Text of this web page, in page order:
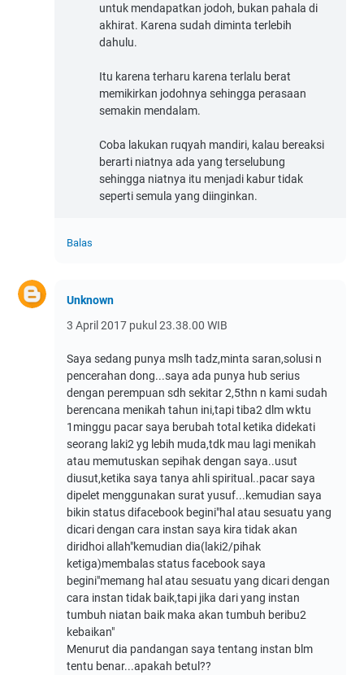
untuk mendapatkan jodoh, bukan pahala di
akhirat. Karena sudah diminta terlebih
dahulu.
Itu karena terharu karena terlalu berat
memikirkan jodohnya sehingga perasaan
semakin mendalam.
Coba lakukan ruqyah mandiri, kalau bereaksi
berarti niatnya ada yang terselubung
sehingga niatnya itu menjadi kabur tidak
seperti semula yang diinginkan.
Balas
Unknown
3 April 2017 pukul 23.38.00 WIB
Saya sedang punya mslh tadz,minta saran,solusi n
pencerahan dong...saya ada punya hub serius
dengan perempuan sdh sekitar 2,5thn n kami sudah
berencana menikah tahun ini,tapi tiba2 dlm wktu
1minggu pacar saya berubah total ketika didekati
seorang laki2 yg lebih muda,tdk mau lagi menikah
atau memutuskan sepihak dengan saya..usut
diusut,ketika saya tanya ahli spiritual..pacar saya
dipelet menggunakan surat yusuf...kemudian saya
bikin status difacebook begini"hal atau sesuatu yang
dicari dengan cara instan saya kira tidak akan
diridhoi allah"kemudian dia(laki2/pihak
ketiga)membalas status facebook saya
begini"memang hal atau sesuatu yang dicari dengan
cara instan tidak baik,tapi jika dari yang instan
tumbuh niatan baik maka akan tumbuh beribu2
kebaikan"
Menurut dia pandangan saya tentang instan blm
tentu benar...apakah betul??